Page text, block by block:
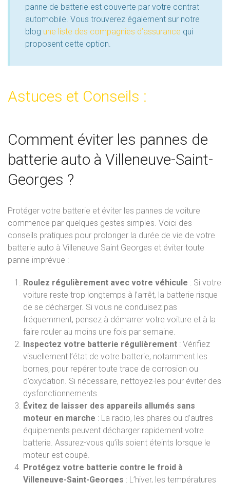
panne de batterie est couverte par votre contrat
automobile. Vous trouverez également sur notre
blog une liste des compagnies d’assurance qui
proposent cette option.
Astuces et Conseils :
Comment éviter les pannes de
batterie auto à Villeneuve-Saint-
Georges ?
Protéger votre batterie et éviter les pannes de voiture
commence par quelques gestes simples. Voici des
conseils pratiques pour prolonger la durée de vie de votre
batterie auto à Villeneuve Saint Georges et éviter toute
panne imprévue :
Roulez régulièrement avec votre véhicule : Si votre
voiture reste trop longtemps à l’arrêt, la batterie risque
de se décharger. Si vous ne conduisez pas
fréquemment, pensez à démarrer votre voiture et à la
faire rouler au moins une fois par semaine.
Inspectez votre batterie régulièrement : Vérifiez
visuellement l’état de votre batterie, notamment les
bornes, pour repérer toute trace de corrosion ou
d’oxydation. Si nécessaire, nettoyez-les pour éviter des
dysfonctionnements.
Évitez de laisser des appareils allumés sans
moteur en marche : La radio, les phares ou d’autres
équipements peuvent décharger rapidement votre
batterie. Assurez-vous qu’ils soient éteints lorsque le
moteur est coupé.
Protégez votre batterie contre le froid à
Villeneuve-Saint-Georges : L’hiver, les températures